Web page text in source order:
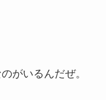
がいるんだぜ。